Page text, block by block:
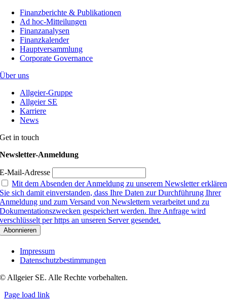
Finanzberichte & Publikationen
Ad hoc-Mitteilungen
Finanzanalysen
Finanzkalender
Hauptversammlung
Corporate Governance
Über uns
Allgeier-Gruppe
Allgeier SE
Karriere
News
Get in touch
Newsletter-Anmeldung
E-Mail-Adresse
Mit dem Absenden der Anmeldung zu unserem Newsletter erklären
Sie sich damit einverstanden, dass Ihre Daten zur Durchführung Ihrer
Anmeldung und zum Versand von Newslettern verarbeitet und zu
Dokumentationszwecken gespeichert werden. Ihre Anfrage wird
verschlüsselt per https an unseren Server gesendet.
Impressum
Datenschutzbestimmungen
© Allgeier SE. Alle Rechte vorbehalten.
Page load link